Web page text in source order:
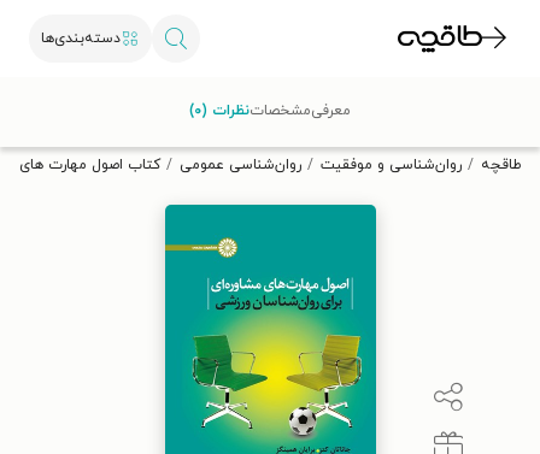
دسته‌بندی‌ها
تخفیف از طاقچه دریافت کن.
طاقچه روان‌شناسی و موفقیت روان‌شناسی عمومی کتاب اصول مهارت های
معرفیمشخصاتنظرات (۰)